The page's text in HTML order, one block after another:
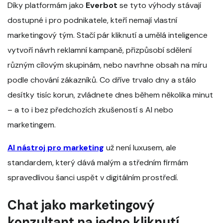
Díky platformám jako Everbot se tyto výhody stávají
dostupné i pro podnikatele, kteří nemají vlastní
marketingový tým. Stačí pár kliknutí a umělá inteligence
vytvoří návrh reklamní kampaně, přizpůsobí sdělení
různým cílovým skupinám, nebo navrhne obsah na míru
podle chování zákazníků. Co dříve trvalo dny a stálo
desítky tisíc korun, zvládnete dnes během několika minut
– a to i bez předchozích zkušeností s AI nebo
marketingem.
AI nástroj pro marketing už není luxusem, ale
standardem, který dává malým a středním firmám
spravedlivou šanci uspět v digitálním prostředí.
Chat jako marketingový